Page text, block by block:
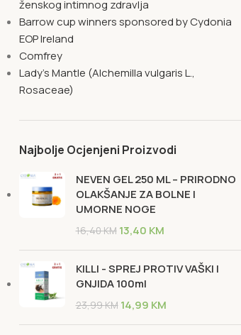
ženskog intimnog zdravlja
Barrow cup winners sponsored by Cydonia
EOP Ireland
Comfrey
Lady's Mantle (Alchemilla vulgaris L.,
Rosaceae)
Najbolje Ocjenjeni Proizvodi
NEVEN GEL 250 ML – PRIRODNO
OLAKŠANJE ZA BOLNE I
UMORNE NOGE
16,40KM 13,40 KM
KILLI - SPREJ PROTIV VAŠKI I
GNJIDA 100ml
23,99KM 14,99 KM